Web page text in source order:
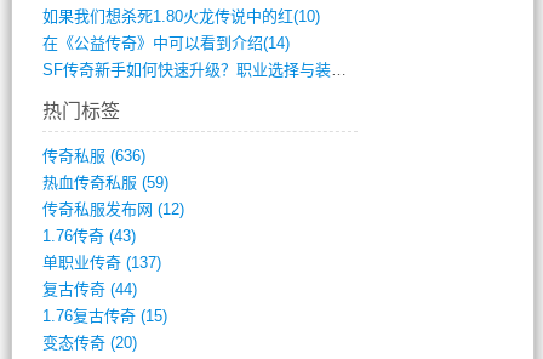
如果我们想杀死1.80火龙传说中的红(10)
在《公益传奇》中可以看到介绍(14)
SF传奇新手如何快速升级？职业选择与装备(711)
热门标签
传奇私服 (636)
热血传奇私服 (59)
传奇私服发布网 (12)
1.76传奇(43)
单职业传奇(137)
复古传奇(44)
1.76复古传奇(15)
变态传奇(20)